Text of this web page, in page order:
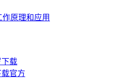
原理和应用
下载
官方